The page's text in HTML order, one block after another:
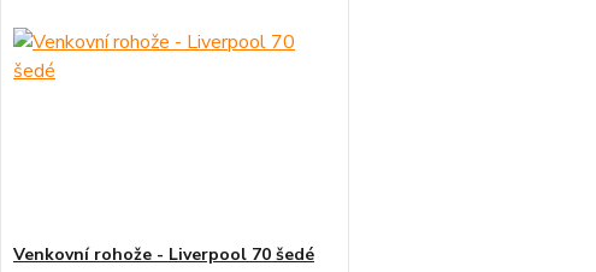
Venkovní rohože - Liverpool 70 šedé